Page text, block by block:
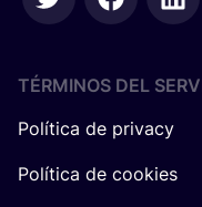
TÉRMINOS DEL
Política de privacy
Política de cookies